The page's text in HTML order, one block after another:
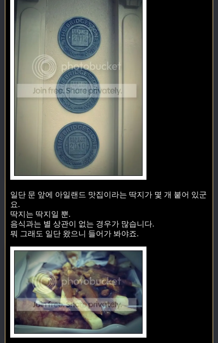
일단 문 앞에 아일랜드 맛집이라는 딱지가 몇 개 붙어 있군
요.
딱지는 딱지일 뿐.
음식과는 별 상관이 없는 경우가 많습니다.
뭐 그래도 일단 왔으니 들어가 봐야죠.